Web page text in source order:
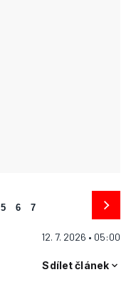
5 6 7
12. 7. 2026 • 05:00
Sdílet článek